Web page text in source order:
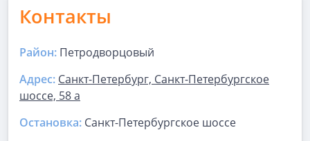
Контакты
Район: Петродворцовый
Адрес: Санкт-Петербург, Санкт-Петербургское
шоссе, 58 а
Остановка: Санкт-Петербургское шоссе